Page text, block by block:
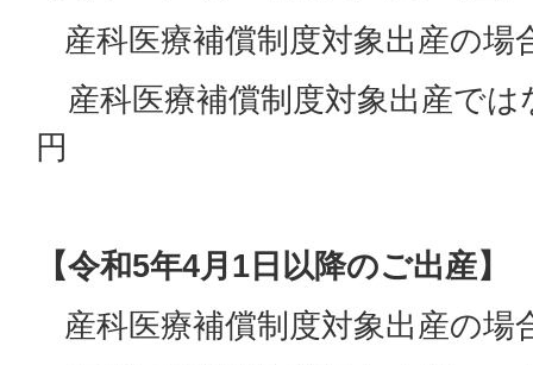
産科医療補償制度対象出産の
産科医療補償制度対象出産で
円
【令和5年4月1日以降のご出産】
産科医療補償制度対象出産の